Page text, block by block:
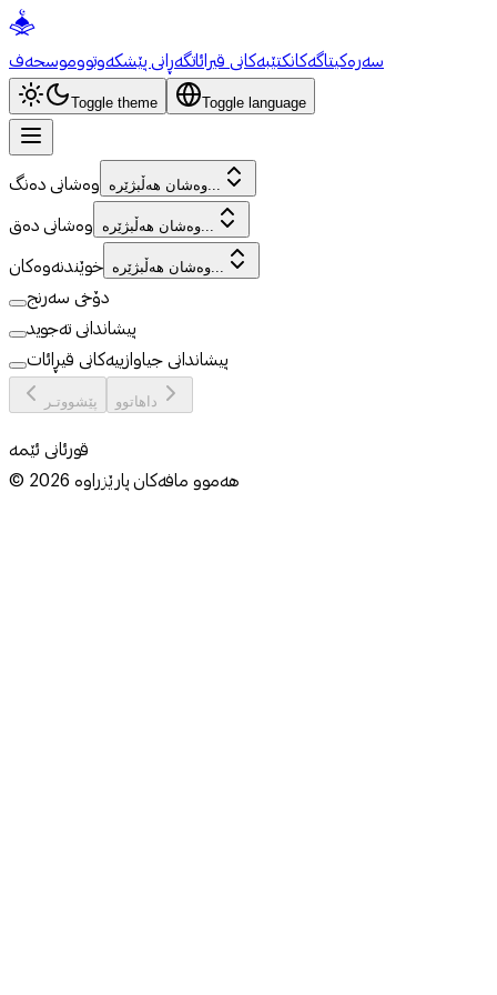
سەرەکیتاگەکانکتێبەکانی قیرائاتگەڕانی پێشکەوتووموسحەف
Toggle theme Toggle language
وەشانی دەنگ وەشان هەڵبژێرە...
وەشانی دەق وەشان هەڵبژێرە...
خوێندنەوەکان وەشان هەڵبژێرە...
دۆخی سەرنج
پیشاندانی تەجوید
پیشاندانی جیاوازییەکانی قیڕائات
پێشووتـر داهاتوو
قورئانی ئێمە
© 2026هەموو مافەکان پارێزراوە